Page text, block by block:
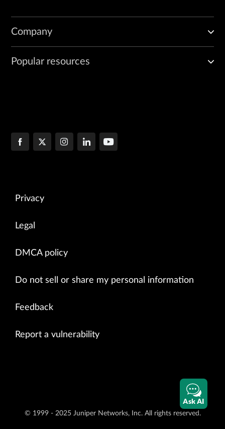
Company
Popular resources
Privacy
Legal
DMCA policy
Do not sell or share my personal information
Feedback
Report a vulnerability
© 1999 - 2025 Juniper Networks, Inc. All rights reserved.
Ask AI